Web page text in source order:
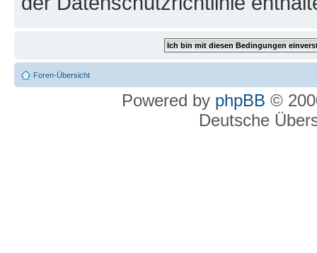
Foren-Übersicht
Powered by phpBB ©
Deutsche